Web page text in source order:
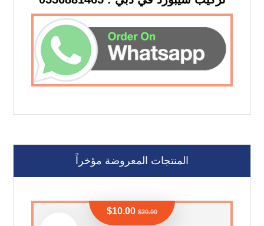
المنتجات المعروضة مؤخراً
$20.00
$10.00